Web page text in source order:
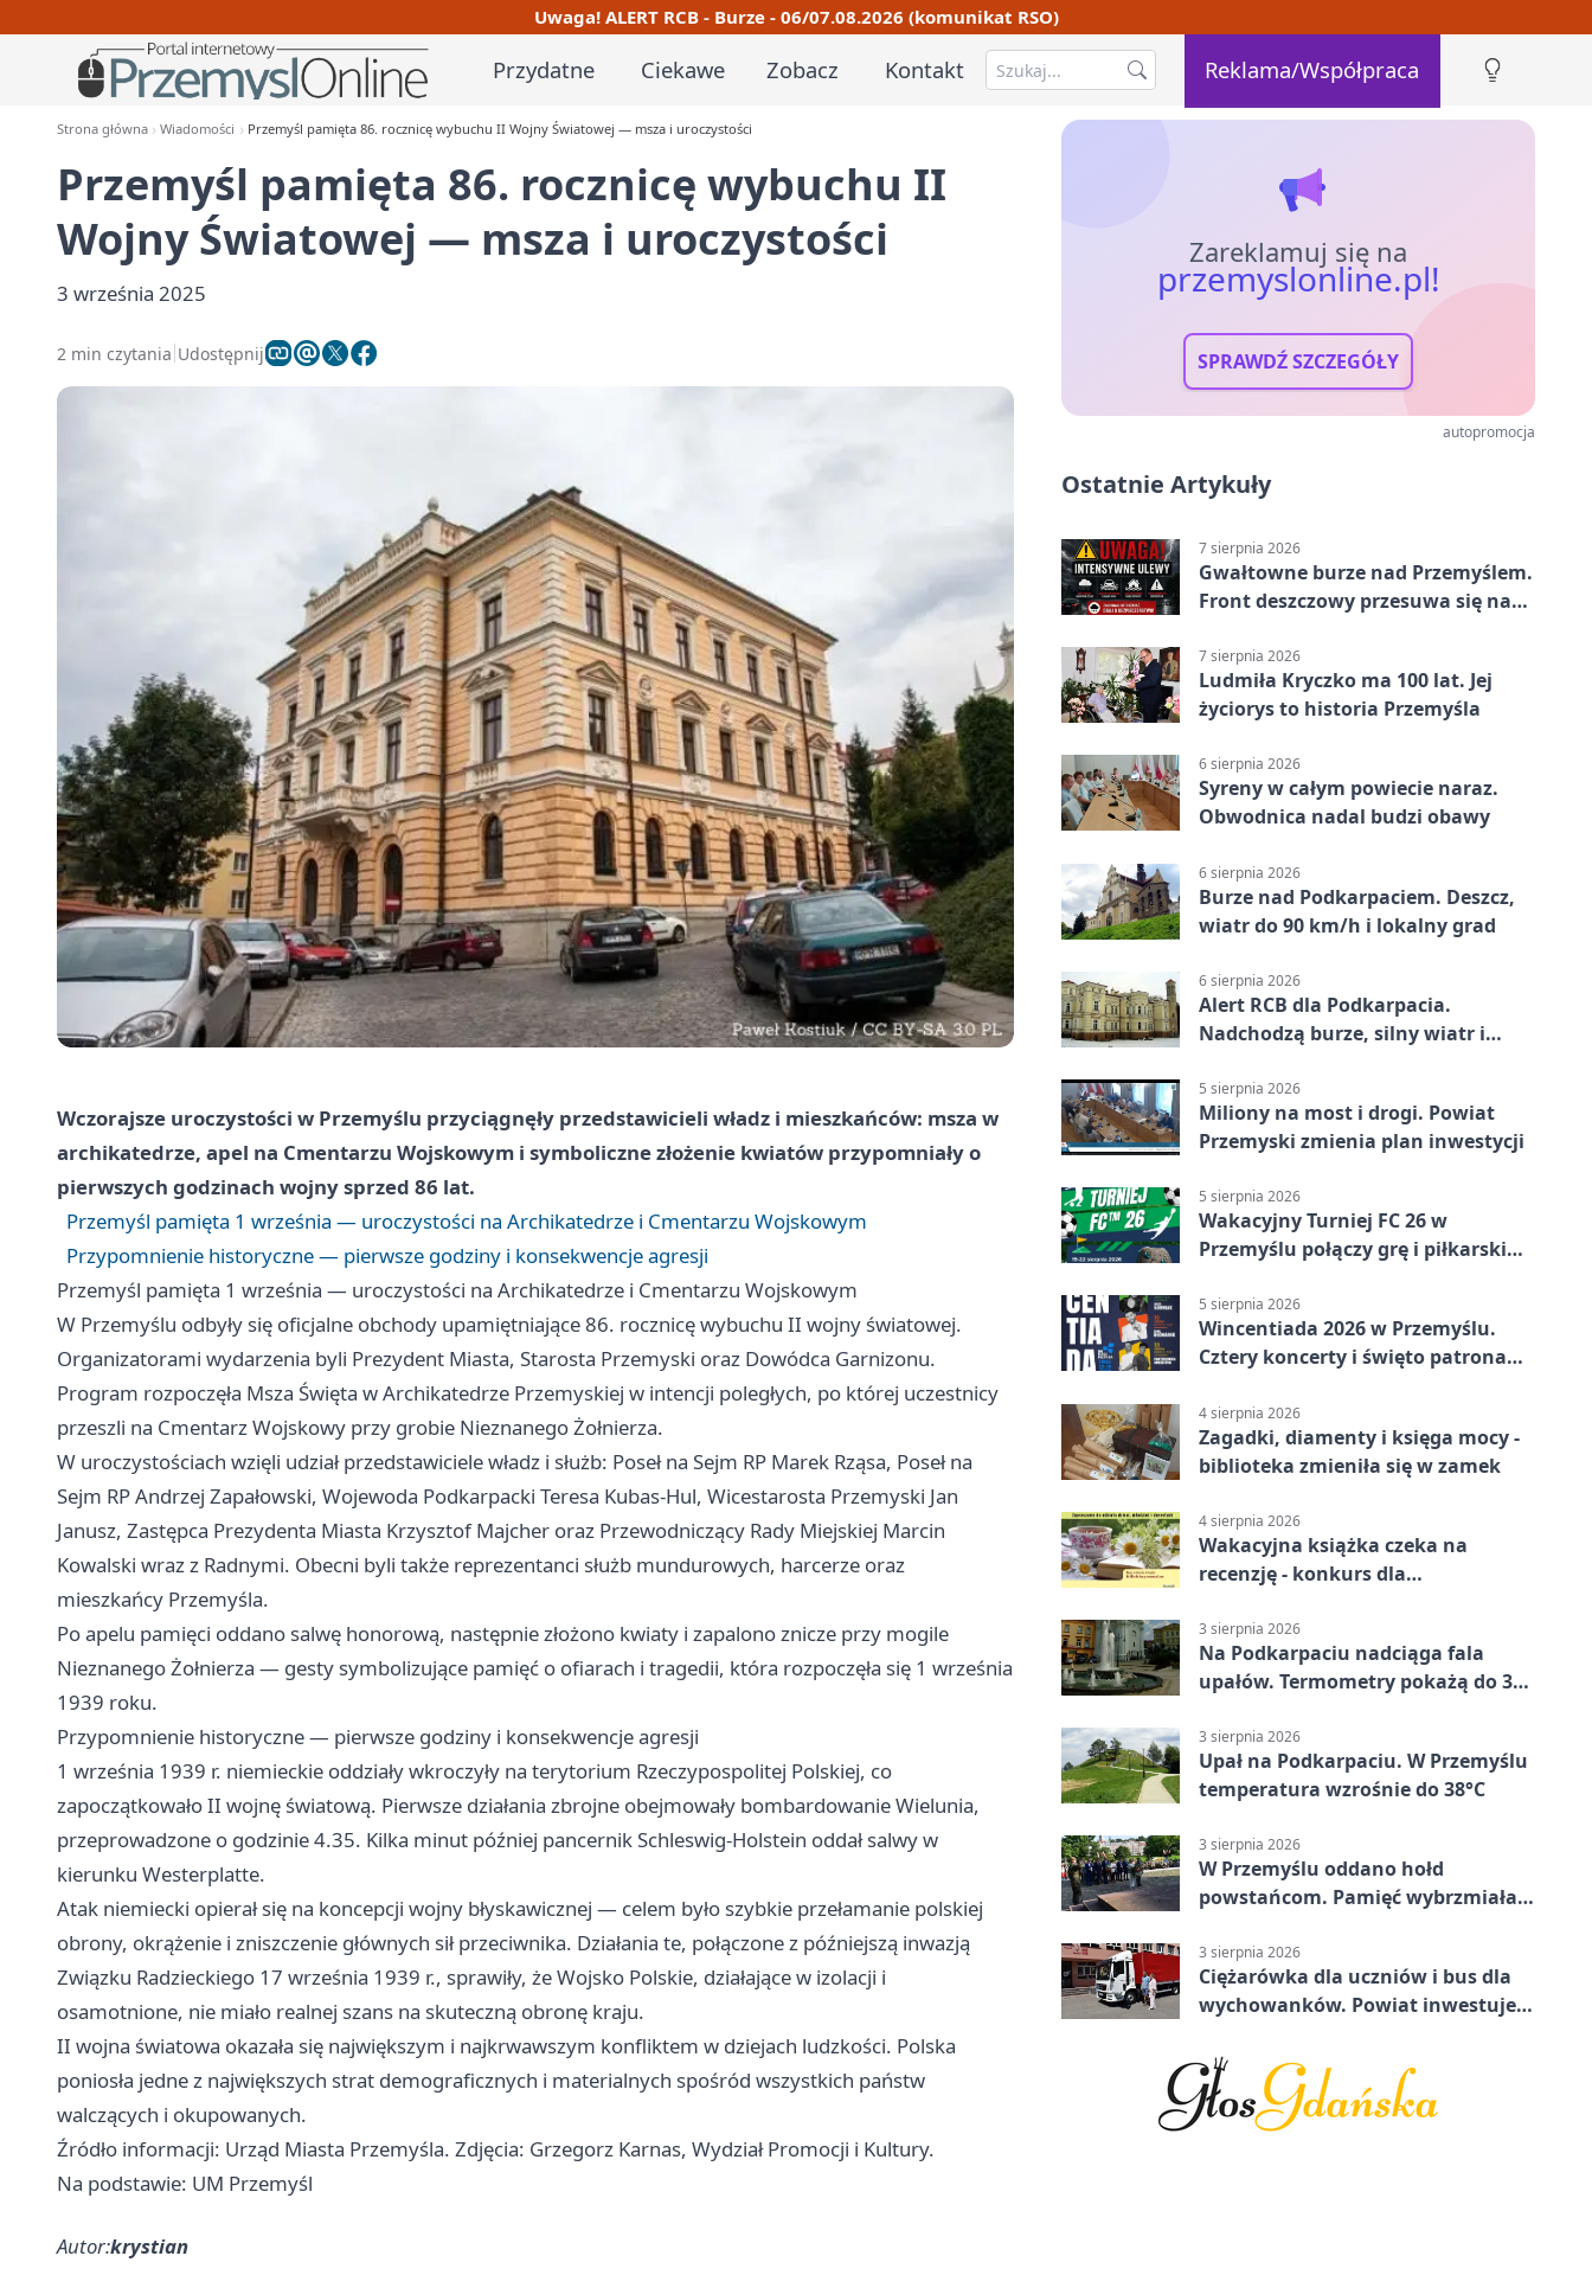
Uwaga! ALERT RCB - Burze - 06/07.08.2026 (komunikat RSO)
Przydatne Ciekawe Zobacz Kontakt Reklama/Współpraca
Strona główna Wiadomości Przemyśl pamięta 86. rocznicę wybuchu II Wojny Światowej — msza i uroczystości
Przemyśl pamięta 86. rocznicę wybuchu II
Wojny Światowej — msza i uroczystości
3 września 2025
2 min czytania Udostępnij
Wczorajsze uroczystości w Przemyślu przyciągnęły przedstawicieli władz i mieszkańców: msza w
archikatedrze, apel na Cmentarzu Wojskowym i symboliczne złożenie kwiatów przypomniały o
pierwszych godzinach wojny sprzed 86 lat.
Przemyśl pamięta 1 września — uroczystości na Archikatedrze i Cmentarzu Wojskowym
Przypomnienie historyczne — pierwsze godziny i konsekwencje agresji
Przemyśl pamięta 1 września — uroczystości na Archikatedrze i Cmentarzu Wojskowym
W Przemyślu odbyły się oficjalne obchody upamiętniające 86. rocznicę wybuchu II wojny światowej.
Organizatorami wydarzenia byli Prezydent Miasta, Starosta Przemyski oraz Dowódca Garnizonu.
Program rozpoczęła Msza Święta w Archikatedrze Przemyskiej w intencji poległych, po której uczestnicy
przeszli na Cmentarz Wojskowy przy grobie Nieznanego Żołnierza.
W uroczystościach wzięli udział przedstawiciele władz i służb: Poseł na Sejm RP Marek Rząsa, Poseł na
Sejm RP Andrzej Zapałowski, Wojewoda Podkarpacki Teresa Kubas-Hul, Wicestarosta Przemyski Jan
Janusz, Zastępca Prezydenta Miasta Krzysztof Majcher oraz Przewodniczący Rady Miejskiej Marcin
Kowalski wraz z Radnymi. Obecni byli także reprezentanci służb mundurowych, harcerze oraz
mieszkańcy Przemyśla.
Po apelu pamięci oddano salwę honorową, następnie złożono kwiaty i zapalono znicze przy mogile
Nieznanego Żołnierza — gesty symbolizujące pamięć o ofiarach i tragedii, która rozpoczęła się 1 września
1939 roku.
Przypomnienie historyczne — pierwsze godziny i konsekwencje agresji
1 września 1939 r. niemieckie oddziały wkroczyły na terytorium Rzeczypospolitej Polskiej, co
zapoczątkowało II wojnę światową. Pierwsze działania zbrojne obejmowały bombardowanie Wielunia,
przeprowadzone o godzinie 4.35. Kilka minut później pancernik Schleswig-Holstein oddał salwy w
kierunku Westerplatte.
Atak niemiecki opierał się na koncepcji wojny błyskawicznej — celem było szybkie przełamanie polskiej
obrony, okrążenie i zniszczenie głównych sił przeciwnika. Działania te, połączone z późniejszą inwazją
Związku Radzieckiego 17 września 1939 r., sprawiły, że Wojsko Polskie, działające w izolacji i
osamotnione, nie miało realnej szans na skuteczną obronę kraju.
II wojna światowa okazała się największym i najkrwawszym konfliktem w dziejach ludzkości. Polska
poniosła jedne z największych strat demograficznych i materialnych spośród wszystkich państw
walczących i okupowanych.
Źródło informacji: Urząd Miasta Przemyśla. Zdjęcia: Grzegorz Karnas, Wydział Promocji i Kultury.
Na podstawie: UM Przemyśl
Autor:krystian
Zareklamuj się na
przemyslonline.pl!
SPRAWDŹ SZCZEGÓŁY
autopromocja
Ostatnie Artykuły
7 sierpnia 2026
Gwałtowne burze nad Przemyślem.
Front deszczowy przesuwa się na
7 sierpnia 2026
Ludmiła Kryczko ma 100 lat. Jej
życiorys to historia Przemyśla
6 sierpnia 2026
Syreny w całym powiecie naraz.
Obwodnica nadal budzi obawy
6 sierpnia 2026
Burze nad Podkarpaciem. Deszcz,
wiatr do 90 km/h i lokalny grad
6 sierpnia 2026
Alert RCB dla Podkarpacia.
Nadchodzą burze, silny wiatr i
5 sierpnia 2026
Miliony na most i drogi. Powiat
Przemyski zmienia plan inwestycji
5 sierpnia 2026
Wakacyjny Turniej FC 26 w
Przemyślu połączy grę i piłkarski
5 sierpnia 2026
Wincentiada 2026 w Przemyślu.
Cztery koncerty i święto patrona
4 sierpnia 2026
Zagadki, diamenty i księga mocy -
biblioteka zmieniła się w zamek
4 sierpnia 2026
Wakacyjna książka czeka na
recenzję - konkurs dla
3 sierpnia 2026
Na Podkarpaciu nadciąga fala
upałów. Termometry pokażą do 36
3 sierpnia 2026
Upał na Podkarpaciu. W Przemyślu
temperatura wzrośnie do 38°C
3 sierpnia 2026
W Przemyślu oddano hołd
powstańcom. Pamięć wybrzmiała
3 sierpnia 2026
Ciężarówka dla uczniów i bus dla
wychowanków. Powiat inwestuje